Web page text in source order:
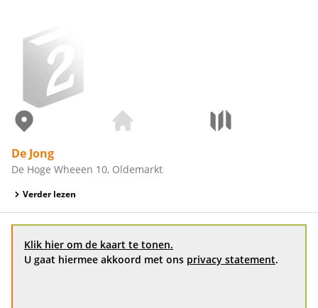
De Jong
De Hoge Wheeen 10, Oldemarkt
Verder lezen
Klik hier om de kaart te tonen.
U gaat hiermee akkoord met ons privacy statement.